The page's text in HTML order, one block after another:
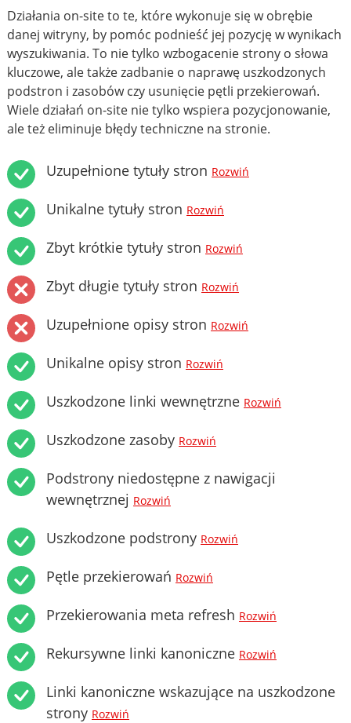
Działania on-site to te, które wykonuje się w obrębie
danej witryny, by pomóc podnieść jej pozycję w wynikach
wyszukiwania. To nie tylko wzbogacenie strony o słowa
kluczowe, ale także zadbanie o naprawę uszkodzonych
podstron i zasobów czy usunięcie pętli przekierowań.
Wiele działań on-site nie tylko wspiera pozycjonowanie,
ale też eliminuje błędy techniczne na stronie.
Uzupełnione tytuły stron Rozwiń
Unikalne tytuły stron Rozwiń
Zbyt krótkie tytuły stron Rozwiń
Zbyt długie tytuły stron Rozwiń
Uzupełnione opisy stron Rozwiń
Unikalne opisy stron Rozwiń
Uszkodzone linki wewnętrzne Rozwiń
Uszkodzone zasoby Rozwiń
Podstrony niedostępne z nawigacji
wewnętrznej Rozwiń
Uszkodzone podstrony Rozwiń
Pętle przekierowań Rozwiń
Przekierowania meta refresh Rozwiń
Rekursywne linki kanoniczne Rozwiń
Linki kanoniczne wskazujące na uszkodzone
strony Rozwiń